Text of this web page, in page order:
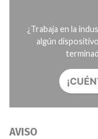
¿Trabaja en la
algún
AVISO